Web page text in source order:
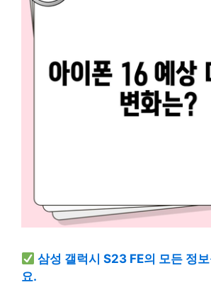
삼성 갤럭시 S23 FE의 모든 정보
요.